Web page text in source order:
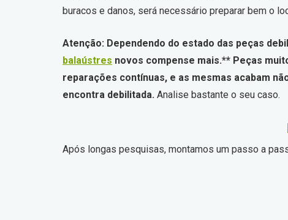
buracos e danos, será necessário preparar bem o
Atenção: Dependendo do estado das peças
balaústres novos compense mais.** Peças
reparações contínuas, e as mesmas acabam
encontra debilitada. Analise bastante o seu caso.
Após longas pesquisas, montamos um passo a